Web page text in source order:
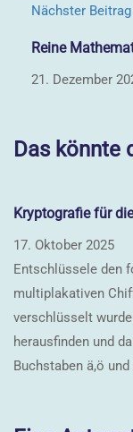
Nächster Beitrag
Reine
21. Dezember
Das könnte
Kryptografie für
17. Oktober 2025
Entschlüssele den
multiplakativen
verschlüsselt
herausfinden und
Buchstaben ä,ö